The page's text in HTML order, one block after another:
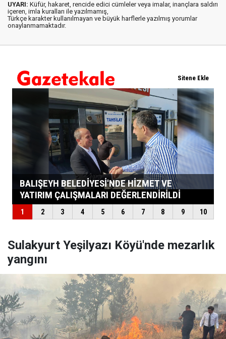
UYARI: Küfür, hakaret, rencide edici cümleler veya imalar, inançlara saldırı
içeren, imla kuralları ile yazılmamış,
Türkçe karakter kullanılmayan ve büyük harflerle yazılmış yorumlar
onaylanmamaktadır.
Sulakyurt Yeşilyazı Köyü'nde mezarlık
yangını